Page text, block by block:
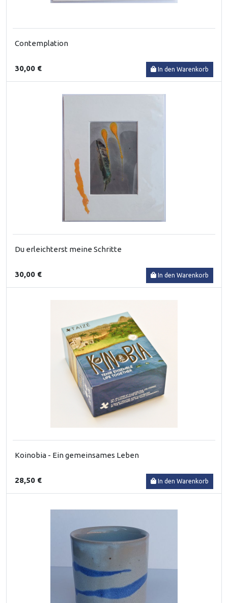
Contemplation
30,00 € In den Warenkorb
Du erleichterst meine Schritte
30,00 € In den Warenkorb
Koinobia - Ein gemeinsames Leben
28,50 € In den Warenkorb